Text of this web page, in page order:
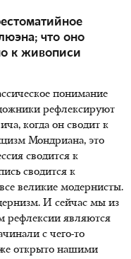
что оно
к живописи
понимание
рефлексируют
когда он сводит к
Мондриана, это
сводится к
сводится к
великие модернисты.
И сейчас мы из
рефлексии являются
с чего-то
открыто нашими